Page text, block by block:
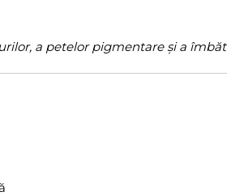
a petelor pigmentare și a